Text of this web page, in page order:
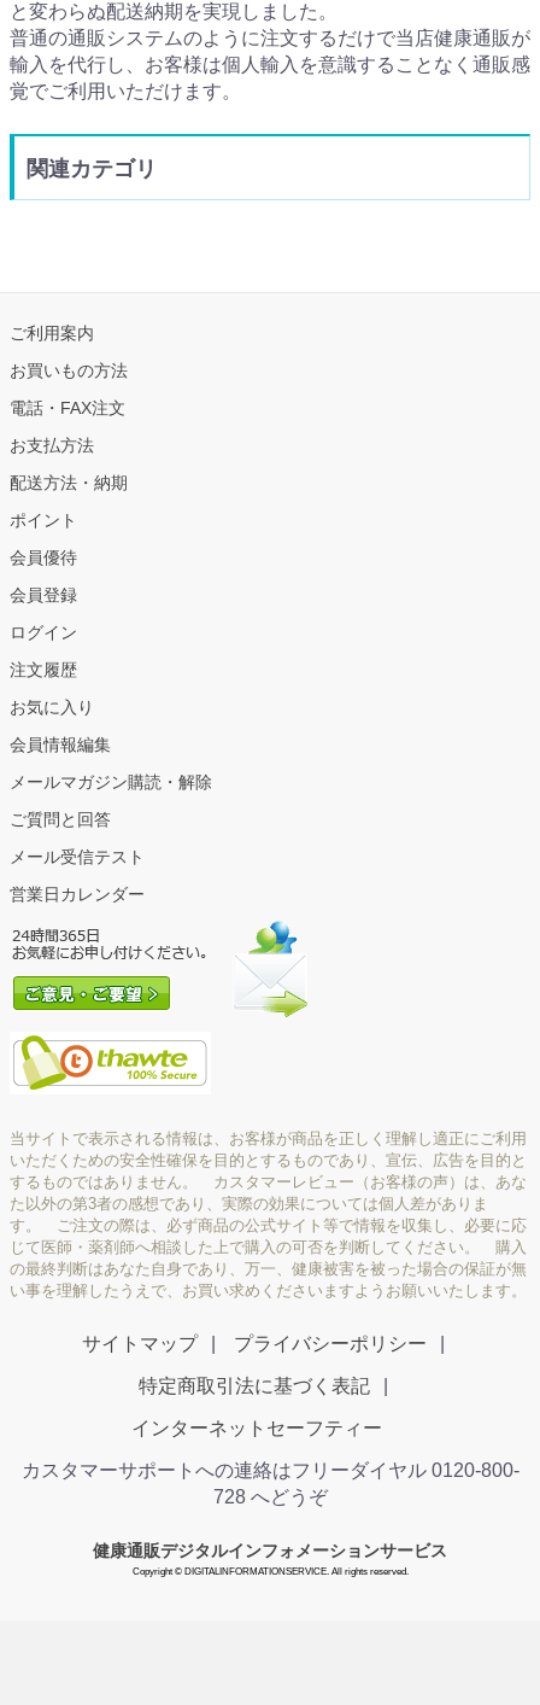
と変わらぬ配送納期を実現しました。
普通の通販システムのように注文するだけで当店健康通販が
輸入を代行し、お客様は個人輸入を意識することなく通販感
覚でご利用いただけます。
関連カテゴリ
ご利用案内
お買いもの方法
電話・FAX注文
お支払方法
配送方法・納期
ポイント
会員優待
会員登録
ログイン
注文履歴
お気に入り
会員情報編集
メールマガジン購読・解除
ご質問と回答
メール受信テスト
営業日カレンダー
当サイトで表示される情報は、お客様が商品を正しく理解し適正にご利用
いただくための安全性確保を目的とするものであり、宣伝、広告を目的と
するものではありません。 カスタマーレビュー（お客様の声）は、あな
た以外の第3者の感想であり、実際の効果については個人差がありま
す。 ご注文の際は、必ず商品の公式サイト等で情報を収集し、必要に応
じて医師・薬剤師へ相談した上で購入の可否を判断してください。 購入
の最終判断はあなた自身であり、万一、健康被害を被った場合の保証が無
い事を理解したうえで、お買い求めくださいますようお願いいたします。
サイトマップ プライバシーポリシー
特定商取引法に基づく表記
インターネットセーフティー
カスタマーサポートへの連絡はフリーダイヤル 0120-800-
728 へどうぞ
健康通販デジタルインフォメーションサービス
Copyright © DIGITALINFORMATIONSERVICE. All rights reserved.